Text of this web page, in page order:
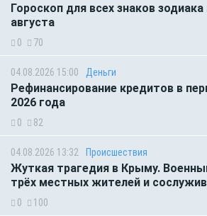
Гороскоп для всех знаков
августа
0 70
04.08.2026 15:00 Деньги
Рефинансирование кредитов в
2026 года
0 82
04.08.2026 13:32 Происшествия
Жуткая трагедия в Крыму.
трёх местных жителей и
0 100